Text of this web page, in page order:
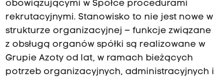
obowiązującymi w Spółce procedurami
rekrutacyjnymi. Stanowisko to nie jest nowe w
strukturze organizacyjnej – funkcje związane
z obsługą organów spółki są realizowane w
Grupie Azoty od lat, w ramach bieżących
potrzeb organizacyjnych, administracyjnych i